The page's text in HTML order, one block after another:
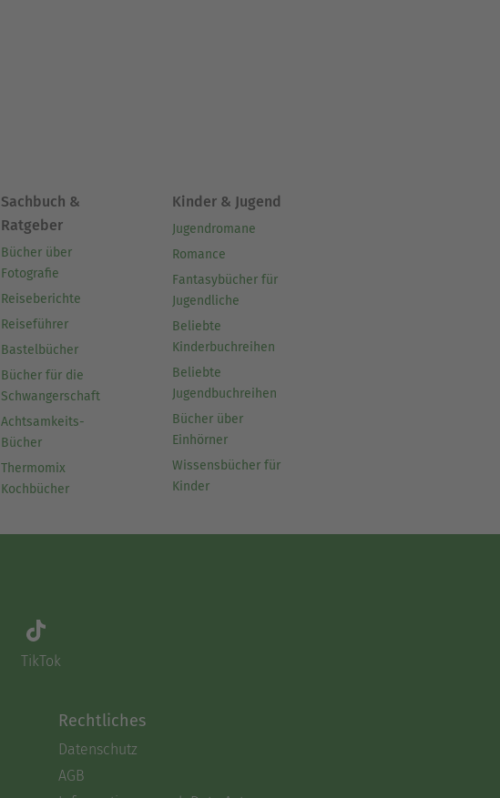
Sachbuch &
Ratgeber
Bücher über
Fotografie
Reiseberichte
Reiseführer
Bastelbücher
Bücher für die
Schwangerschaft
Achtsamkeits-
Bücher
Thermomix
Kochbücher
Kinder & Jugend
Jugendromane
Romance
Fantasybücher für
Jugendliche
Beliebte
Kinderbuchreihen
Beliebte
Jugendbuchreihen
Bücher über
Einhörner
Wissensbücher für
Kinder
TikTok
Rechtliches
Datenschutz
AGB